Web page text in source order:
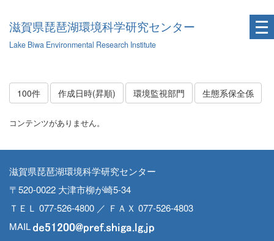
滋賀県琵琶湖環境科学研究センター
Lake Biwa Environmental Research Institute
100件 作成日時(昇順) 環境監視部門 生態系保全係
コンテンツがありません。
滋賀県琵琶湖環境科学研究センター
〒520-0022 大津市柳が崎5-34
ＴＥＬ 077-526-4800 ／ ＦＡＸ 077-526-4803
MAIL